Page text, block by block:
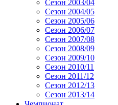
Сезон 2003/04
Сезон 2004/05
Сезон 2005/06
Сезон 2006/07
Сезон 2007/08
Сезон 2008/09
Сезон 2009/10
Сезон 2010/11
Сезон 2011/12
Сезон 2012/13
Сезон 2013/14